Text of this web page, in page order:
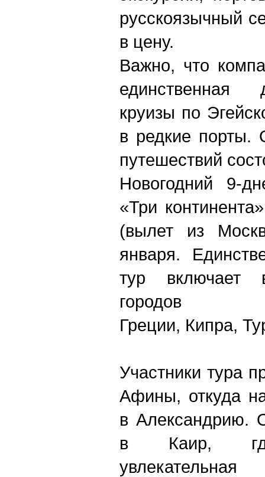
русскоязычный
в цену.
Важно, что
единственная
круизы по
в редкие порты.
путешествий
Новогодний 9-
«Три
(вылет из
января.
тур включает
Греции, Кипра,
Участники тура
Афины, откуда
в Александрию.
в Каир, где